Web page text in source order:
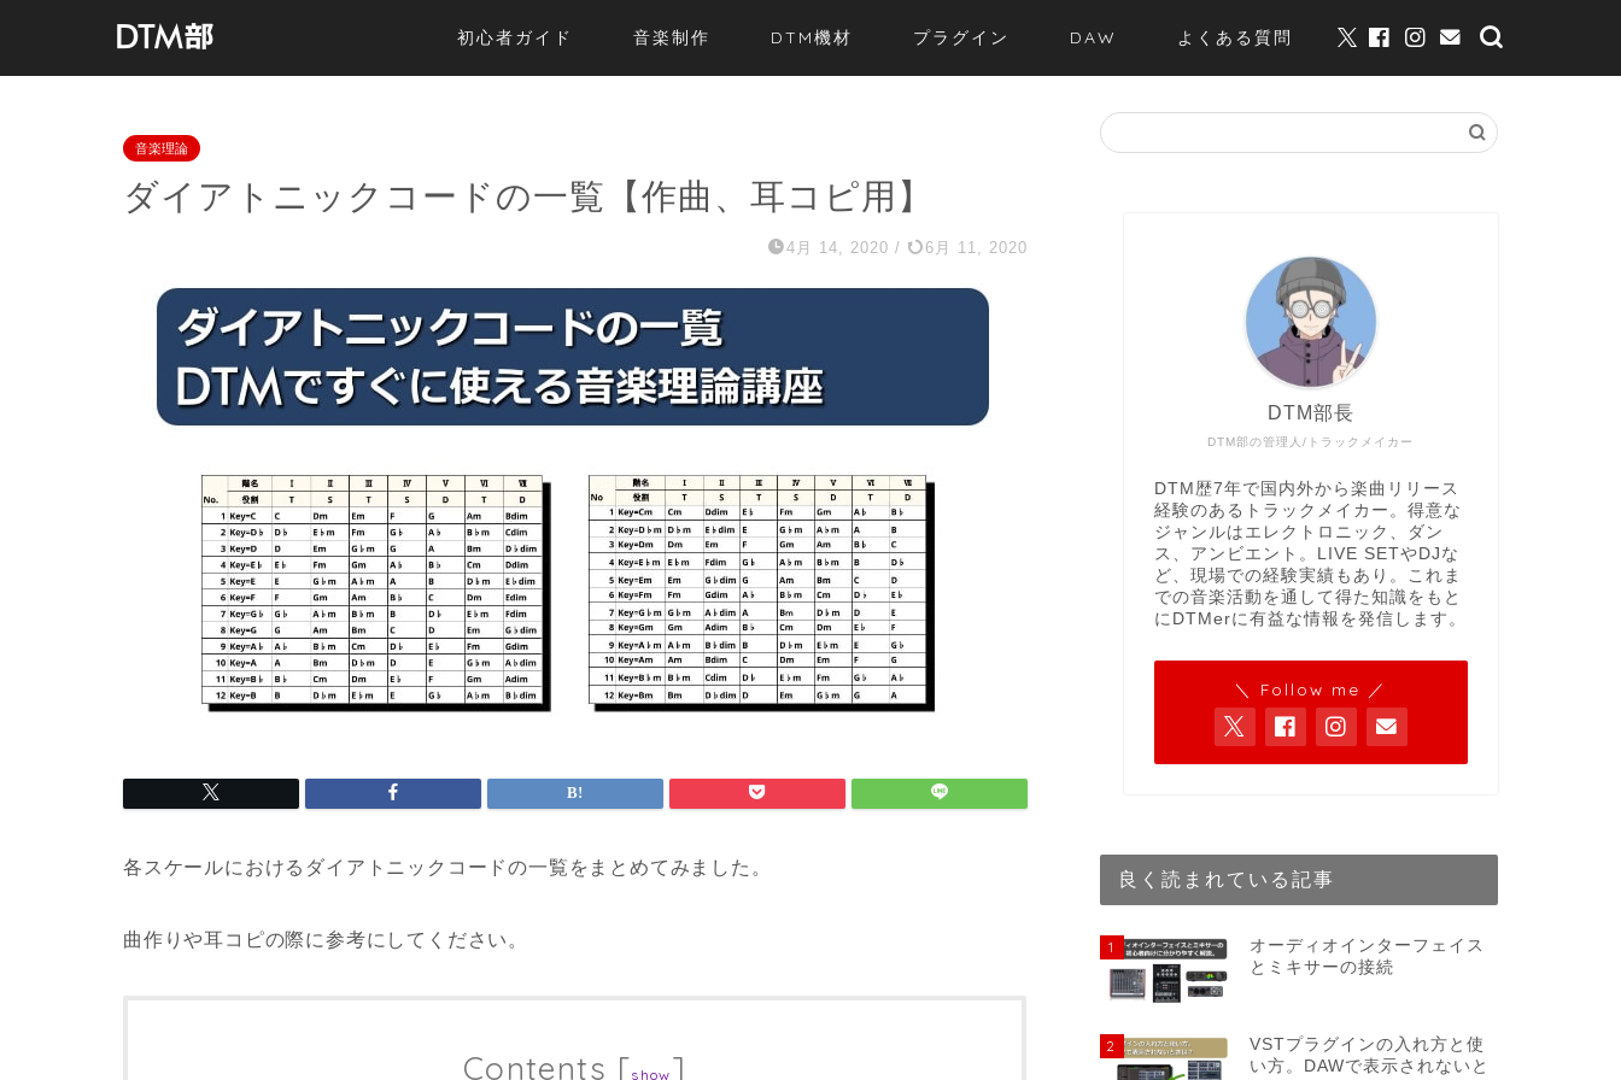
初心者ガイド 音楽制作 DTM機材 プラグイン DAW よくある質問
音楽理論
ダイアトニックコードの一覧【作曲、耳コピ用】
4月 14, 2020 / 6月 11, 2020
各スケールにおけるダイアトニックコードの一覧をまとめてみました。
曲作りや耳コピの際に参考にしてください。
Contents [show ]
DTM部の管理人/トラックメイカー
DTM部長
DTM歴7年で国内外から楽曲リリース
経験のあるトラックメイカー。得意な
ジャンルはエレクトロニック、ダン
ス、アンビエント。LIVE SETやDJな
ど、現場での経験実績もあり。これま
での音楽活動を通して得た知識をもと
にDTMerに有益な情報を発信します。
＼ Follow me ／
良く読まれている記事
1
オーディオインターフェイス
とミキサーの接続
2
VSTプラグインの入れ方と使
い方。DAWで表示されないと